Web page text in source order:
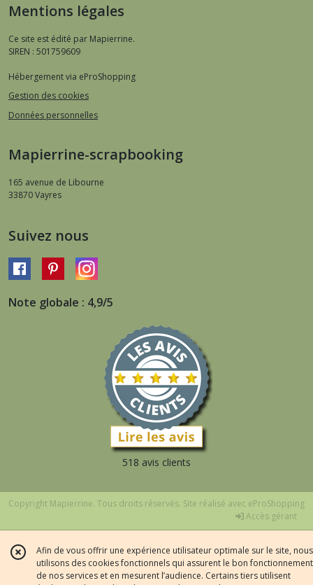
Mentions légales
Ce site est édité par Mapierrine.
SIREN : 501759609
Hébergement via eProShopping
Gestion des cookies
Données personnelles
Mapierrine-scrapbooking
165 avenue de Libourne
33870Vayres
Suivez nous
Note globale : 4,9/5
518 avis clients
Copyright Mapierrine. Tous droits réservés. Site réalisé avec eProShopping
Accès gérant
Afin de vous offrir une expérience utilisateur optimale sur le site, nous
utilisons des cookies fonctionnels qui assurent le bon fonctionnement
de nos services et en mesurent l’audience. Certains tiers utilisent